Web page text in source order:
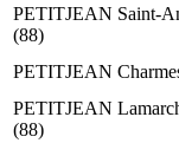
PETITJEAN Saint-
(88)
PETITJEAN
PETITJEAN
(88)